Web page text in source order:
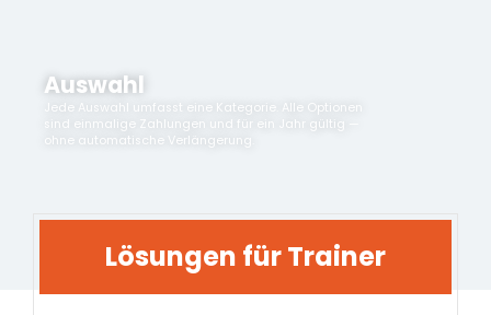
Auswahl
Jede Auswahl umfasst eine Kategorie. Alle Optionen
sind einmalige Zahlungen und für ein Jahr gültig —
ohne automatische Verlängerung.
Lösungen für Trainer